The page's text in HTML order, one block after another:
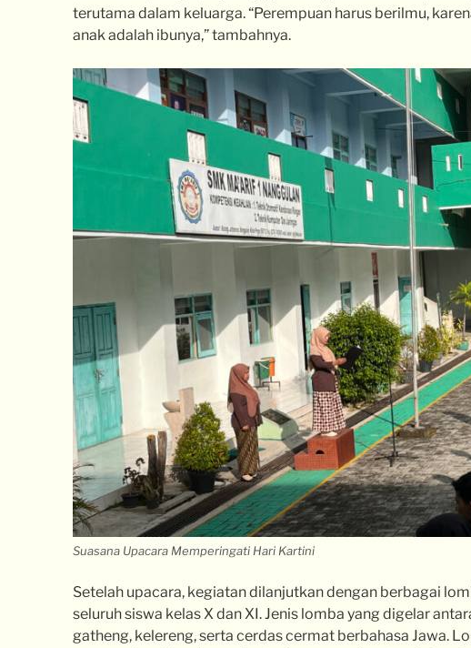
terutama dalam keluarga. “Perempuan harus berilmu,
anak adalah ibunya,” tambahnya.
Suasana Upacara Memperingati Hari Kartini
Setelah upacara, kegiatan dilanjutkan dengan berbagai
seluruh siswa kelas X dan XI. Jenis lomba yang digelar
gatheng, kelereng, serta cerdas cermat berbahasa Jawa.